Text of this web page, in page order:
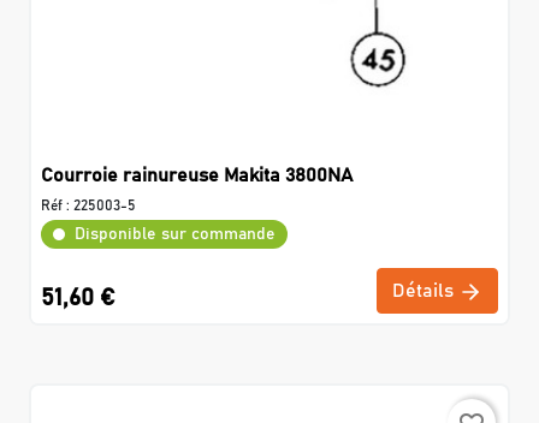
Courroie rainureuse Makita 3800NA
Réf : 225003-5
Disponible sur commande
51,60 € Détails